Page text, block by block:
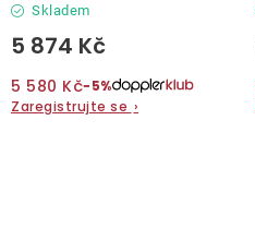
Skladem
5 874 Kč
5 580 Kč−5%
Zaregistrujte se ›